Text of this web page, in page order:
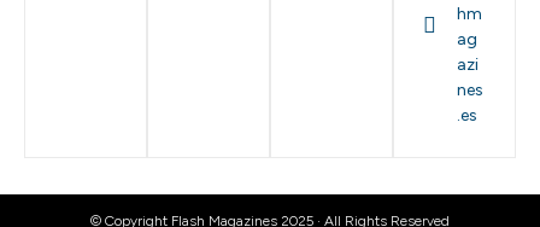
hm
ag
azi
nes
.es
© Copyright Flash Magazines 2025 · All Rights Reserved